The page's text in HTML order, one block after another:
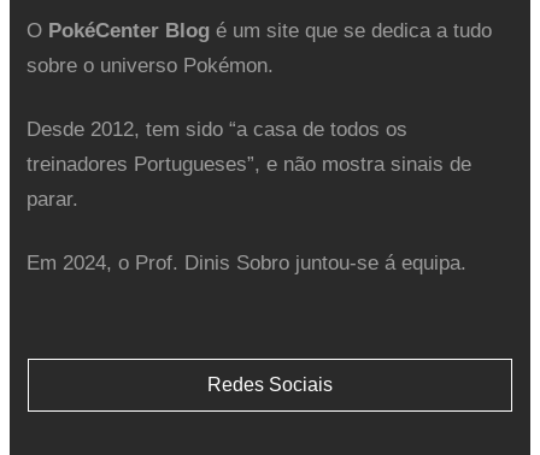
O PokéCenter Blogé um site que se dedica a tudo
sobre o universo Pokémon.
Desde 2012, tem sido “a casa de todos os
treinadores Portugueses”, e não mostra sinais de
parar.
Em 2024, o Prof. Dinis Sobro juntou-se á equipa.
Redes Sociais